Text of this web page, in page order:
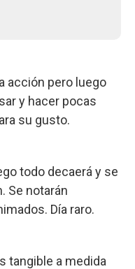
acción pero luego
y hacer pocas
su gusto.
todo decaerá y se
Se notarán
Día raro.
tangible a medida